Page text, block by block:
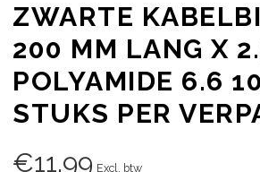
ZWARTE
200 MM LANG X
POLYAMIDE 6.6
STUKS PER
€11,99 Excl. btw